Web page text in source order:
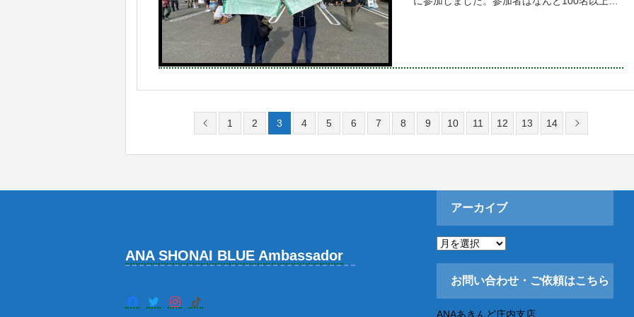
1 2 3 4 5 6 7 8 9 10 11 12 13 14
アーカイブ
ア
ー
お問い合わせ・ご依頼はこちら
ANAあきんど庄内支店
ANA SHONAI BLUE Ambassador